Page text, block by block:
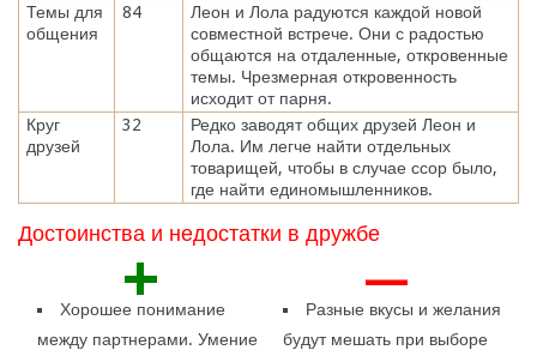
Темы для
общения
84
Леон и Лола радуются каждой новой
совместной встрече. Они с радостью
общаются на отдаленные, откровенные
темы. Чрезмерная откровенность
исходит от парня.
Круг
друзей
32
Редко заводят общих друзей Леон и
Лола. Им легче найти отдельных
товарищей, чтобы в случае ссор было,
где найти единомышленников.
Достоинства и недостатки в дружбе
+
Хорошее понимание
между партнерами. Умение
—
Разные вкусы и желания
будут мешать при выборе